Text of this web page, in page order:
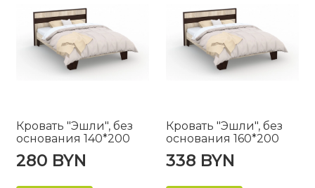
Кровать "Эшли", без
основания 140*200
280 BYN
Кровать "Эшли", без
основания 160*200
338 BYN